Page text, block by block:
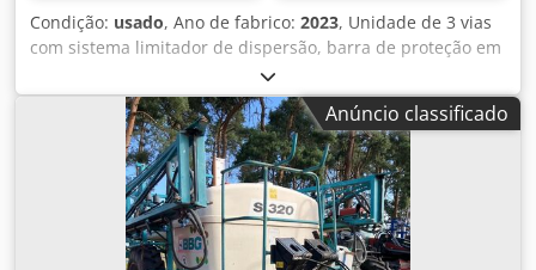
Condição: usado, Ano de fabrico: 2023, Unidade de 3 vias
com sistema limitador de dispersão, barra de proteção em
V para tubos grande, indicador de posição mecânico para
mecanismo espalhador ZA-V, extensão de reservatório S
2000, componentes de montagem para unidades básicas
ZA, veio cardan com embreagem de atrito, guarda-lamas
grande e escadas, iluminação LED traseira. Dwjdpfxst
Dwibs Aagoa
Anúncio classificado